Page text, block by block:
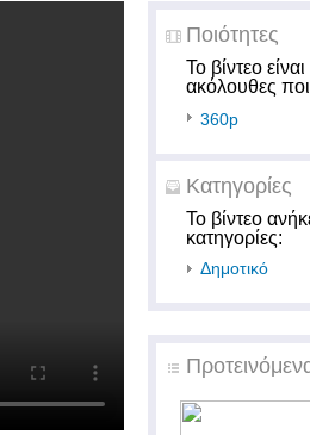
Ποιότητες
Το βίντεο
ακόλουθες
360p
Κατηγορίες
Το βίντεο
κατηγορίες:
Δημοτικό